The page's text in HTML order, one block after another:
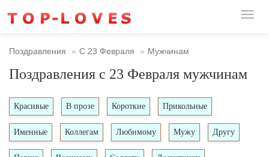
Поздравления С 23 Февраля Мужчинам
Поздравления с 23 Февраля мужчинам
Красивые В прозе Короткие Прикольные
Именные Коллегам Любимому Мужу Другу